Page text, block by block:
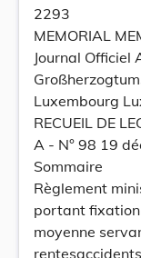
agricoles et
2293
MEMORIAL
Journal Officiel
Luxembourg
RECUEIL DE
A - N° 98 19
Sommaire
Règlement
portant
moyenne